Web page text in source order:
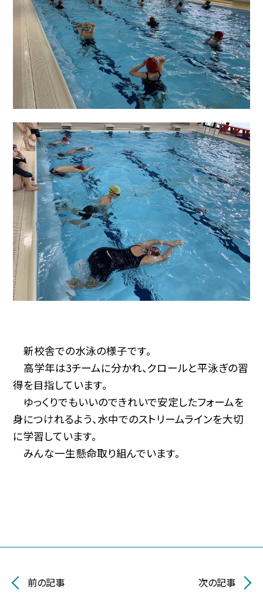
新校舎での水泳の様子です。
高学年は3チームに分かれ、クロールと平泳ぎの習
得を目指しています。
ゆっくりでもいいのできれいで安定したフォームを
身につけれるよう、水中でのストリームラインを大切
に学習しています。
みんな一生懸命取り組んでいます。
前の記事 次の記事